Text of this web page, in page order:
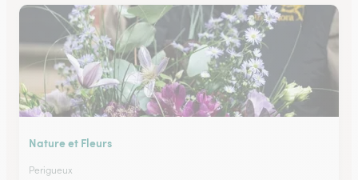
Nature et Fleurs
Perigueux